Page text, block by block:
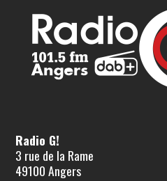
Radio G!
3 rue de la Rame
49100 Angers